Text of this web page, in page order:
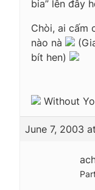
bia” lên đây
Chòi, ai cấm
nào nà
bít hen)
Without
June 7, 2003